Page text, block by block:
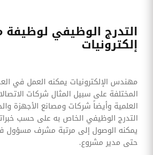
التدرج الوظيفي
إلكترونيات
مهندس الإلكترونيات يمكنه العمل في
المختلفة على سبيل المثال شركات
العلمية وأيضاً شركات ومصانع الأجهزة
التدرج الوظيفي الخاص به على حسب
يمكنه الوصول إلى مرتبة مشرف مسؤول
حتى مدير مشروع.